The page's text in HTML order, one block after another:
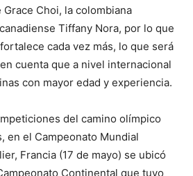
Choi, la colombiana
Tiffany Nora, por lo que
cada vez más, lo que será
cuenta que a nivel internacional
con mayor edad y experiencia.
del camino olímpico
en el Campeonato Mundial
Francia (17 de mayo) se ubicó
Continental que tuvo